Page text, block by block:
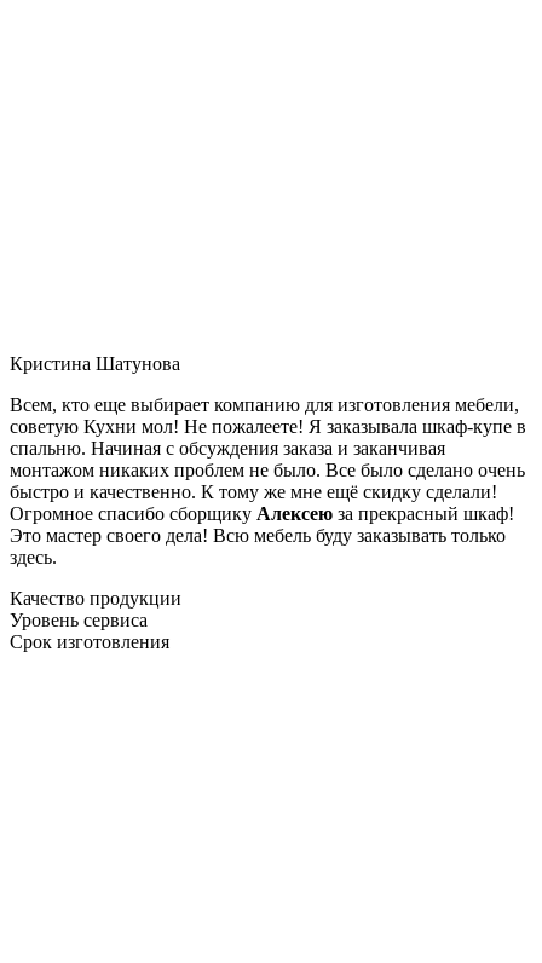
Кристина Шатунова
Всем, кто еще выбирает компанию для изготовления мебели,
советую Кухни мол! Не пожалеете! Я заказывала шкаф-купе в
спальню. Начиная с обсуждения заказа и заканчивая
монтажом никаких проблем не было. Все было сделано очень
быстро и качественно. К тому же мне ещё скидку сделали!
Огромное спасибо сборщику Алексею за прекрасный шкаф!
Это мастер своего дела! Всю мебель буду заказывать только
здесь.
Качество продукции
Уровень сервиса
Срок изготовления